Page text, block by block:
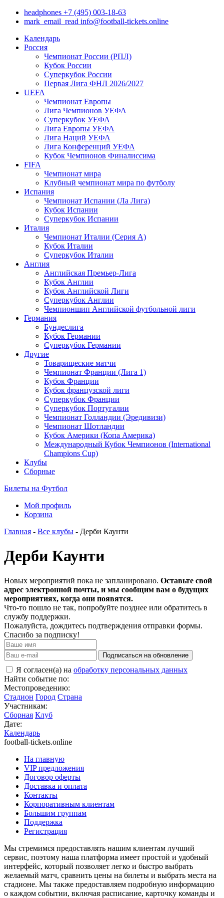
headphones +7 (495) 003-18-63
mark_email_read info@football-tickets.online
Календарь
Россия
Чемпионат России (РПЛ)
Кубок России
Суперкубок России
Первая Лига ФНЛ 2026/2027
UEFA
Чемпионат Европы
Лига Чемпионов УЕФА
Суперкубок УЕФА
Лига Европы УЕФА
Лига Наций УЕФА
Лига Конференций УЕФА
Кубок Чемпионов Финалиссима
FIFA
Чемпионат мира
Клубный чемпионат мира по футболу
Испания
Чемпионат Испании (Ла Лига)
Кубок Испании
Суперкубок Испании
Италия
Чемпионат Италии (Серия А)
Кубок Италии
Суперкубок Италии
Англия
Английская Премьер-Лига
Кубок Англии
Кубок Английской Лиги
Суперкубок Англии
Чемпионшип Английской футбольной лиги
Германия
Бундеслига
Кубок Германии
Суперкубок Германии
Другие
Товарищеские матчи
Чемпионат Франции (Лига 1)
Кубок Франции
Кубок французской лиги
Суперкубок Франции
Суперкубок Португалии
Чемпионат Голландии (Эредивизи)
Чемпионат Шотландии
Кубок Америки (Копа Америка)
Международный Кубок Чемпионов (International
Champions Cup)
Клубы
Сборные
Билеты на Футбол
Мой профиль
Корзина
Главная - Все клубы - Дерби Каунти
Дерби Каунти
Новых мероприятий пока не запланировано. Оставьте свой
адрес электронной почты, и мы сообщим вам о будущих
мероприятиях, когда они появятся.
Что-то пошло не так, попробуйте позднее или обратитесь в
службу поддержки.
Пожалуйста, дождитесь подтверждения отправки формы.
Спасибо за подписку!
Подписаться на обновление
Я согласен(а) на обработку персональных данных
Найти событие по:
Местопроведению:
Стадион Город Страна
Участникам:
Сборная Клуб
Дате:
Календарь
football-tickets.online
На главную
VIP предложения
Договор оферты
Доставка и оплата
Контакты
Корпоративным клиентам
Большим группам
Поддержка
Регистрация
Мы стремимся предоставлять нашим клиентам лучший
сервис, поэтому наша платформа имеет простой и удобный
интерфейс, который позволяет легко и быстро выбрать
желаемый матч, сравнить цены на билеты и выбрать места на
стадионе. Мы также предоставляем подробную информацию
о каждом событии, включая расписание, карточку команды и